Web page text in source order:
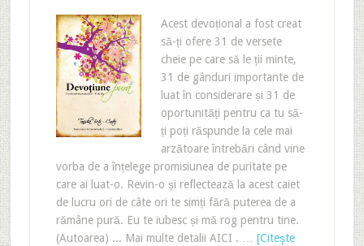
Acest devoțional a fost creat
să-ți ofere 31 de versete
cheie pe care să le ții minte,
31 de gânduri importante de
luat în considerare și 31 de
oportunități pentru ca tu să-
ți poți răspunde la cele mai
arzătoare întrebări când vine
vorba de a înțelege promisiunea de puritate pe
care ai luat-o. Revin-o și reflectează la acest caiet
de lucru ori de câte ori te simți fără puterea de a
rămâne pură. Eu te iubesc și mă rog pentru tine.
(Autoarea) ... Mai multe detalii AICI . … [Citeşte